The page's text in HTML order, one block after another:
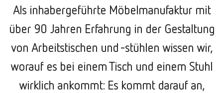
Als inhabergeführte Möbelmanufaktur mit
über 90 Jahren Erfahrung in der Gestaltung
von Arbeitstischen und -stühlen wissen wir,
worauf es bei einem Tisch und einem Stuhl
wirklich ankommt: Es kommt darauf an,